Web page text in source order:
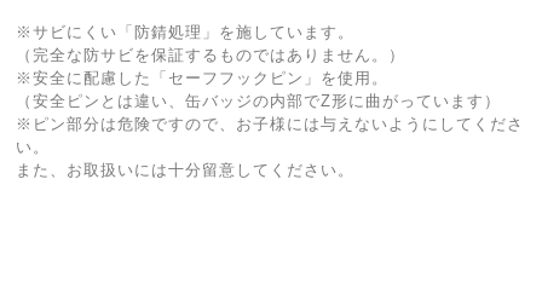
※サビにくい「防錆処理」を施しています。
（完全な防サビを保証するものではありません。）
※安全に配慮した「セーフフックピン」を使用。
（安全ピンとは違い、缶バッジの内部でZ形に曲がっています）
※ピン部分は危険ですので、お子様には与えないようにしてくださ
い。
また、お取扱いには十分留意してください。